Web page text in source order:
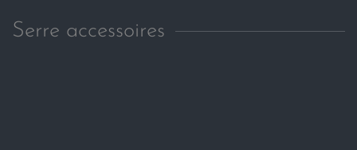
Serre accessoires